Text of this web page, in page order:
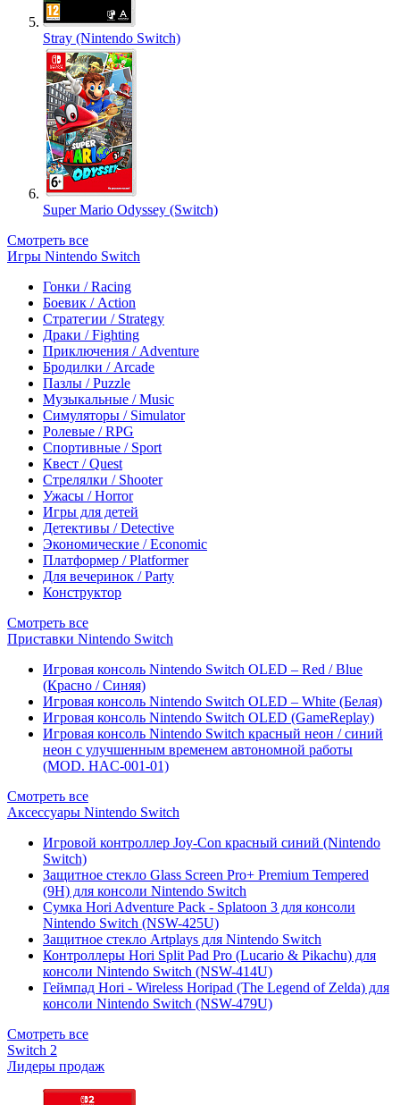
Stray (Nintendo Switch)
Super Mario Odyssey (Switch)
Смотреть все
Игры Nintendo Switch
Гонки / Racing
Боевик / Action
Стратегии / Strategy
Драки / Fighting
Приключения / Adventure
Бродилки / Arcade
Пазлы / Puzzle
Музыкальные / Music
Симуляторы / Simulator
Ролевые / RPG
Спортивные / Sport
Квест / Quest
Стрелялки / Shooter
Ужасы / Horror
Игры для детей
Детективы / Detective
Экономические / Economic
Платформер / Platformer
Для вечеринок / Party
Конструктор
Смотреть все
Приставки Nintendo Switch
Игровая консоль Nintendo Switch OLED – Red / Blue
(Красно / Синяя)
Игровая консоль Nintendo Switch OLED – White (Белая)
Игровая консоль Nintendo Switch OLED (GameReplay)
Игровая консоль Nintendo Switch красный неон / синий
неон с улучшенным временем автономной работы
(MOD. HAC-001-01)
Смотреть все
Аксессуары Nintendo Switch
Игровой контроллер Joy-Con красный синий (Nintendo
Switch)
Защитное стекло Glass Screen Pro+ Premium Tempered
(9H) для консоли Nintendo Switch
Сумка Hori Adventure Pack - Splatoon 3 для консоли
Nintendo Switch (NSW-425U)
Защитное стекло Artplays для Nintendo Switch
Контроллеры Hori Split Pad Pro (Lucario & Pikachu) для
консоли Nintendo Switch (NSW-414U)
Геймпад Hori - Wireless Horipad (The Legend of Zelda) для
консоли Nintendo Switch (NSW-479U)
Смотреть все
Switch 2
Лидеры продаж